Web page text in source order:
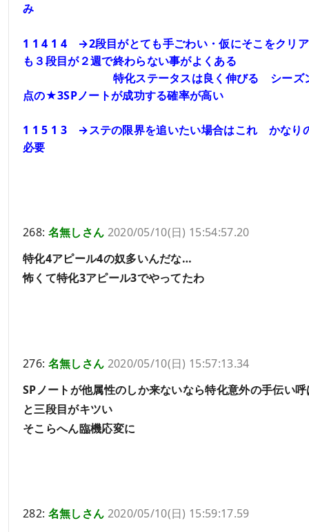
み
1 1 4 1 4 →2段目がとても手ごわい・仮にそこをクリ
も３段目が２週で終わらない事がよくある
特化ステータスは良く伸びる シーズ
点の★3SPノートが成功する確率が高い
1 1 5 1 3 →ステの限界を追いたい場合はこれ かなり
必要
268: 名無しさん 2020/05/10(日) 15:54:57.20
特化4アピール4の奴多いんだな…
怖くて特化3アピール3でやってたわ
276: 名無しさん 2020/05/10(日) 15:57:13.34
SPノートが他属性のしか来ないなら特化意外の手伝い
と三段目がキツい
そこらへん臨機応変に
282: 名無しさん 2020/05/10(日) 15:59:17.59